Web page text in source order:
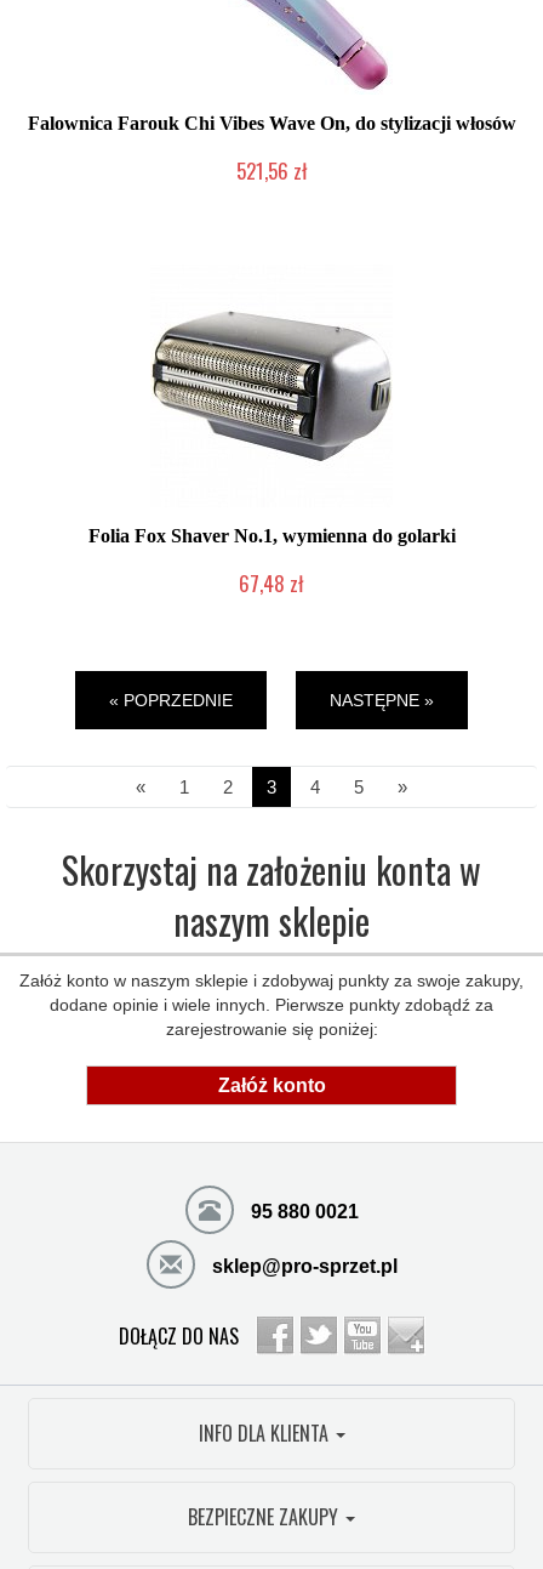
Falownica Farouk Chi Vibes Wave On, do stylizacji włosów
521,56 zł
Folia Fox Shaver No.1, wymienna do golarki
67,48 zł
« POPRZEDNIE NASTĘPNE »
« 1 2 3 4 5 »
Skorzystaj na założeniu konta w
naszym sklepie
Załóż konto w naszym sklepie i zdobywaj punkty za swoje zakupy,
dodane opinie i wiele innych. Pierwsze punkty zdobądź za
zarejestrowanie się poniżej:
Załóż konto
95 880 0021
sklep@pro-sprzet.pl
DOŁĄCZ DO NAS
INFO DLA KLIENTA
BEZPIECZNE ZAKUPY